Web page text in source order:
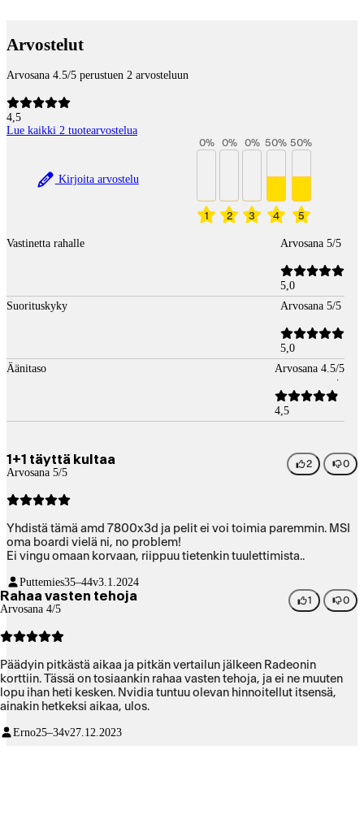
Arvostelut
Arvosana 4.5/5 perustuen 2 arvosteluun
4,5
Lue kaikki 2 tuotearvostelua
Kirjoita arvostelu
1
0%
2
0%
3
0%
4
50%
5
50%
Vastinetta rahalle Arvosana 5/5
5,0
Suorituskyky
Arvosana 5/5
5,0
Äänitaso
Arvosana 4.5/5
4,5
1+1 täyttä kultaa
Arvosana 5/5
2 0
Yhdistä tämä amd 7800x3d ja pelit ei voi toimia paremmin. MSI
oma boardi vielä ni, no problem!
Ei vingu omaan korvaan, riippuu tietenkin tuulettimista..
Puttemies35–44v3.1.2024
Rahaa vasten tehoja
Arvosana 4/5
1 0
Päädyin pitkästä aikaa ja pitkän vertailun jälkeen Radeonin
korttiin. Tässä on tosiaankin rahaa vasten tehoja, ja ei ne muuten
lopu ihan heti kesken. Nvidia tuntuu olevan hinnoitellut itsensä,
ainakin hetkeksi aikaa, ulos.
Erno25–34v27.12.2023